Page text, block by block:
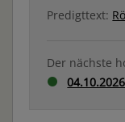
Predigttext:
Der nächste